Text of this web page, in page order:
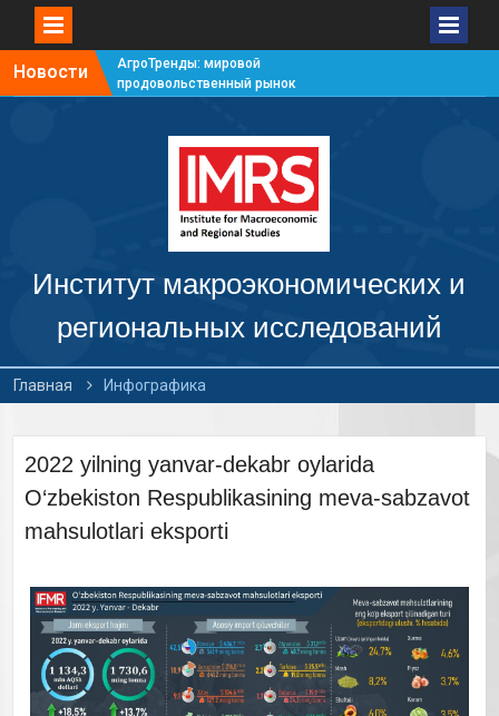
Новости
АгроТренды: мировой
продовольственный рынок
продовольственный рынок
АгроТренды: мировой
продовольственный рынок
АгроТренды: мировой
#4
Институт макроэкономических и
региональных исследований
Главная Инфографика
2022 yilning yanvar-dekabr oylarida
O‘zbekiston Respublikasining meva-sabzavot
mahsulotlari eksporti